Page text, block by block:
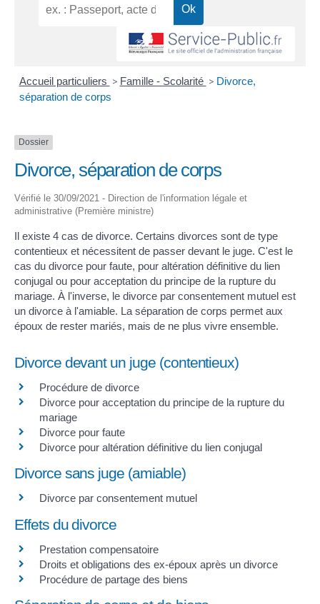
Accueil particuliers > Famille - Scolarité > Divorce,
séparation de corps
Dossier
Divorce, séparation de corps
Vérifié le 30/09/2021 - Direction de l'information légale et
administrative (Première ministre)
Il existe 4 cas de divorce. Certains divorces sont de type
contentieux et nécessitent de passer devant le juge. C'est le
cas du divorce pour faute, pour altération définitive du lien
conjugal ou pour acceptation du principe de la rupture du
mariage. À l'inverse, le divorce par consentement mutuel est
un divorce à l'amiable. La séparation de corps permet aux
époux de rester mariés, mais de ne plus vivre ensemble.
Divorce devant un juge (contentieux)
Procédure de divorce
Divorce pour acceptation du principe de la rupture du
mariage
Divorce pour faute
Divorce pour altération définitive du lien conjugal
Divorce sans juge (amiable)
Divorce par consentement mutuel
Effets du divorce
Prestation compensatoire
Droits et obligations des ex-époux après un divorce
Procédure de partage des biens